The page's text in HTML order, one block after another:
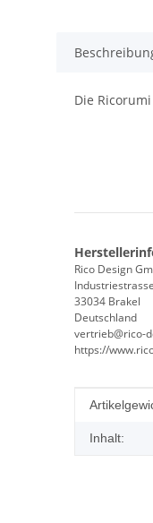
Die
Rico Design
33034 Brakel
Deutschland
vertrieb@rico-
https://
Wert
Inhalt: